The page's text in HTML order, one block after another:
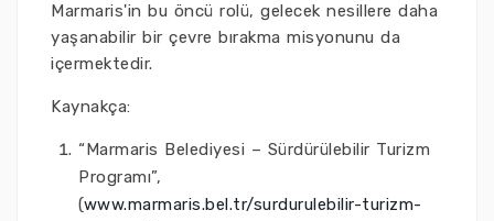
Marmaris'in bu öncü rolü, gelecek nesillere daha
yaşanabilir bir çevre bırakma misyonunu da
içermektedir.
Kaynakça:
“Marmaris Belediyesi – Sürdürülebilir Turizm
Programı”,
(www.marmaris.bel.tr/surdurulebilir-turizm-